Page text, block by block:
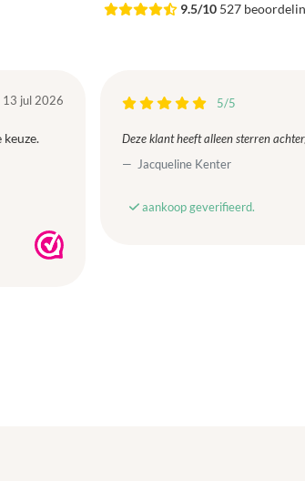
9.5/10527
13 jul 2026 5/5
Deze klant heeft alleen sterren
Jacqueline Kenter
aankoop geverifieerd.